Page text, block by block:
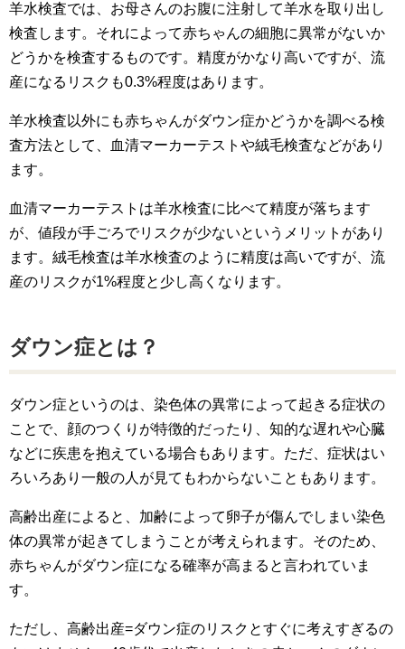
羊水検査では、お母さんのお腹に注射して羊水を取り出し
検査します。それによって赤ちゃんの細胞に異常がないか
どうかを検査するものです。精度がかなり高いですが、流
産になるリスクも0.3%程度はあります。
羊水検査以外にも赤ちゃんがダウン症かどうかを調べる検
査方法として、血清マーカーテストや絨毛検査などがあり
ます。
血清マーカーテストは羊水検査に比べて精度が落ちます
が、値段が手ごろでリスクが少ないというメリットがあり
ます。絨毛検査は羊水検査のように精度は高いですが、流
産のリスクが1%程度と少し高くなります。
ダウン症とは？
ダウン症というのは、染色体の異常によって起きる症状の
ことで、顔のつくりが特徴的だったり、知的な遅れや心臓
などに疾患を抱えている場合もあります。ただ、症状はい
ろいろあり一般の人が見てもわからないこともあります。
高齢出産によると、加齢によって卵子が傷んでしまい染色
体の異常が起きてしまうことが考えられます。そのため、
赤ちゃんがダウン症になる確率が高まると言われていま
す。
ただし、高齢出産=ダウン症のリスクとすぐに考えすぎるの